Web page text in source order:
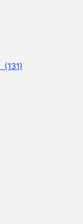
(131)